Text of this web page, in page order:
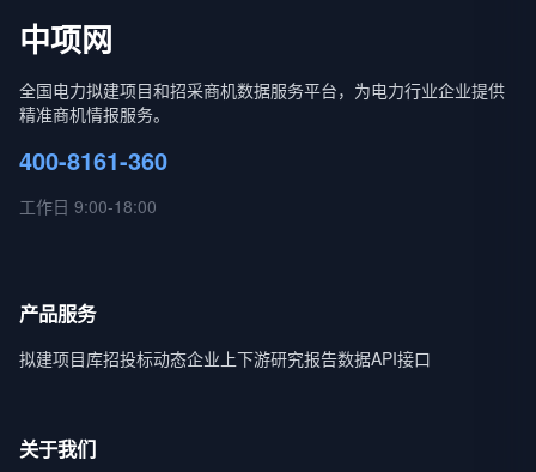
中项网
全国电力拟建项目和招采商机数据服务平台，为电力行业企业提供
精准商机情报服务。
400-8161-360
工作日 9:00-18:00
产品服务
拟建项目库招投标动态企业上下游研究报告数据API接口
关于我们